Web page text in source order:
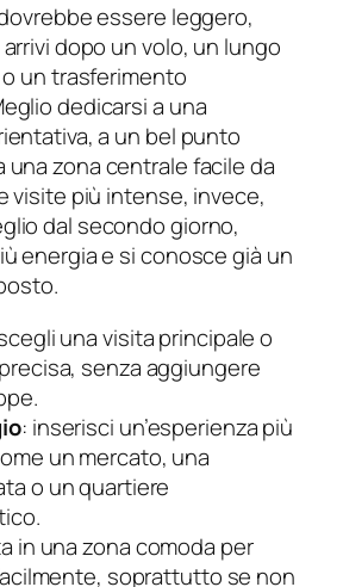
essere leggero,
dopo un volo, un lungo
un trasferimento
dedicarsi a una
a un bel punto
una zona centrale facile da
visite più intense, invece,
dal secondo giorno,
energia e si conosce già un
una visita principale o
senza aggiungere
: inserisci un’esperienza più
un mercato, una
o un quartiere
in una zona comoda per
soprattutto se non